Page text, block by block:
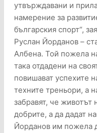
утвърждавани и
намерение за
българския спорт“,
Руслан Йорданов –
Албена. Той пожела
така отдадени на
повишават успехите
техните треньори, а
забравят, че животът
добрите, а да дадат
Йорданов им пожела